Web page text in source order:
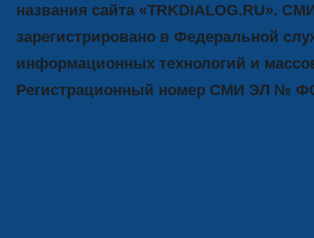
названия сайта «TRKDIALOG.RU».
зарегистрировано в Федеральной
информационных технологий и
Регистрационный номер СМИ ЭЛ №